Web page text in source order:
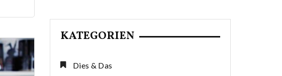
KATEGORIEN
Dies & Das